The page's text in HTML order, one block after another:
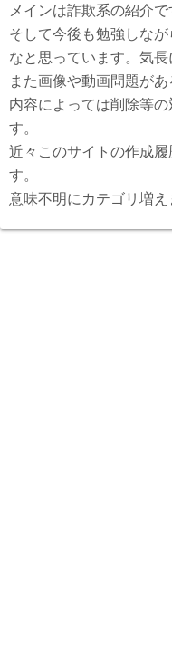
メインは詐欺系の紹介
そして今後も勉強しな
なと思っています。気長
また画像や動画問題が
内容によっては削除等
す。
近々このサイトの作成
す。
意味不明にカテゴリ増え